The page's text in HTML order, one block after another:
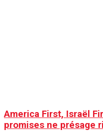
America First, Israël
promises ne présage